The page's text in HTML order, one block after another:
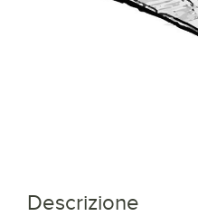
Descrizione